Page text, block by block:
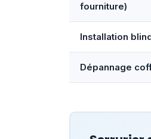
fourniture)
Installation
Dépannage